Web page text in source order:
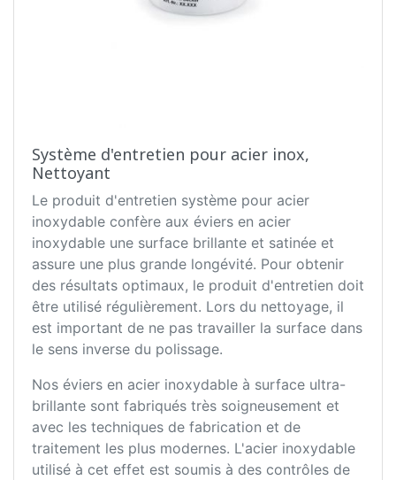
Système d'entretien pour acier inox,
Nettoyant
Le produit d'entretien système pour acier
inoxydable confère aux éviers en acier
inoxydable une surface brillante et satinée et
assure une plus grande longévité. Pour obtenir
des résultats optimaux, le produit d'entretien doit
être utilisé régulièrement. Lors du nettoyage, il
est important de ne pas travailler la surface dans
le sens inverse du polissage.
Nos éviers en acier inoxydable à surface ultra-
brillante sont fabriqués très soigneusement et
avec les techniques de fabrication et de
traitement les plus modernes. L'acier inoxydable
utilisé à cet effet est soumis à des contrôles de